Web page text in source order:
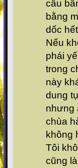
câu
bằng
dốc
Nếu
phái
trong
này
dung
nhưng
chùa
không
Tôi
cũng